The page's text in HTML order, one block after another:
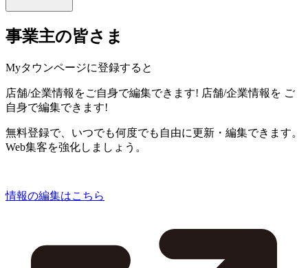
事業主の皆さま
Myタウンページに登録すると
店舗/企業情報をご自身で編集できます! 店舗/企業情報を ご
自身で編集できます!
無料登録で、いつでも何度でも自由に更新・編集できます。
Web集客を強化しましょう。
情報の編集はこちら